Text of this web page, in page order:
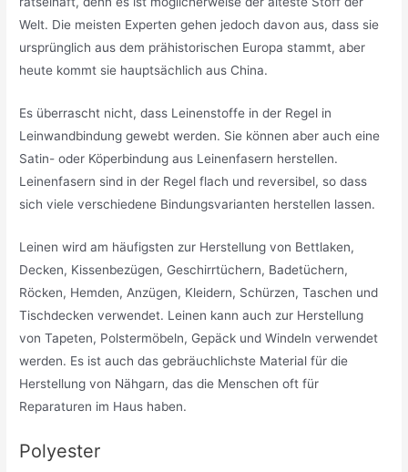
Welt. Die meisten Experten gehen jedoch davon aus, dass sie
ursprünglich aus dem prähistorischen Europa stammt, aber
heute kommt sie hauptsächlich aus China.
Es überrascht nicht, dass Leinenstoffe in der Regel in
Leinwandbindung gewebt werden. Sie können aber auch eine
Satin- oder Köperbindung aus Leinenfasern herstellen.
Leinenfasern sind in der Regel flach und reversibel, so dass
sich viele verschiedene Bindungsvarianten herstellen lassen.
Leinen wird am häufigsten zur Herstellung von Bettlaken,
Decken, Kissenbezügen, Geschirrtüchern, Badetüchern,
Röcken, Hemden, Anzügen, Kleidern, Schürzen, Taschen und
Tischdecken verwendet. Leinen kann auch zur Herstellung
von Tapeten, Polstermöbeln, Gepäck und Windeln verwendet
werden. Es ist auch das gebräuchlichste Material für die
Herstellung von Nähgarn, das die Menschen oft für
Reparaturen im Haus haben.
Polyester